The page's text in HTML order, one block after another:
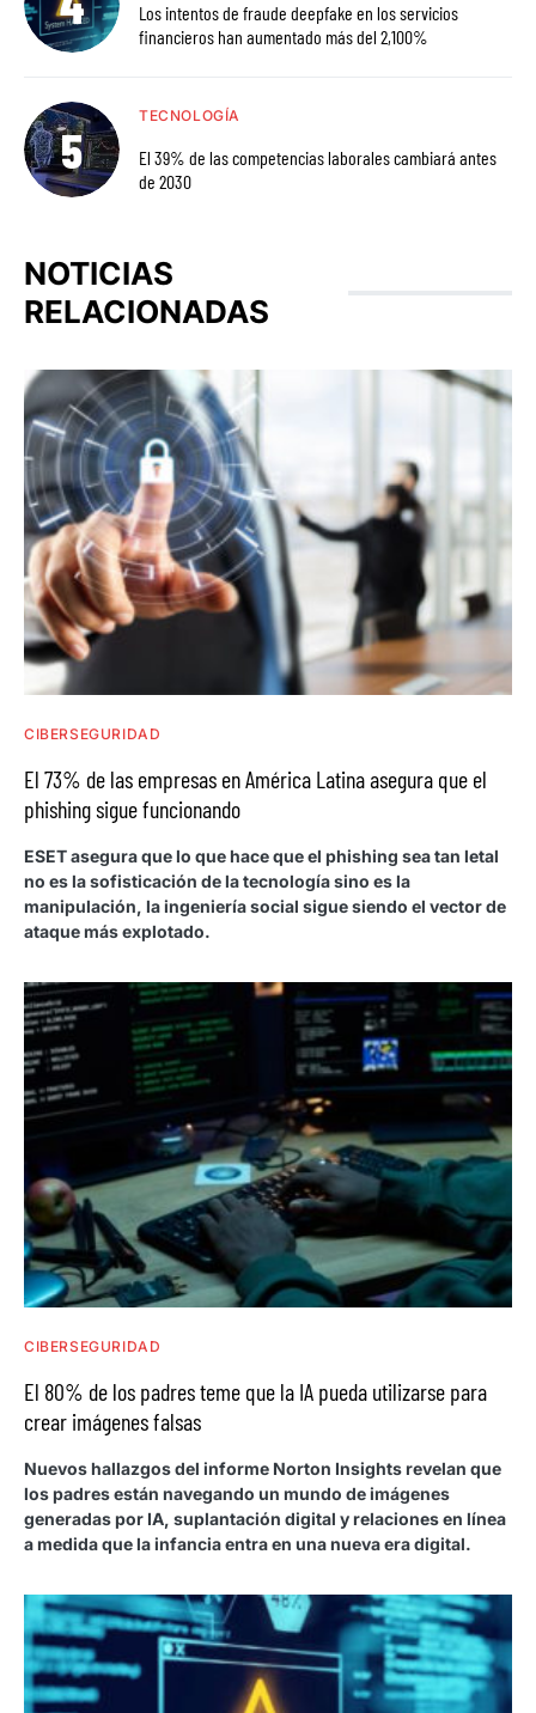
Los intentos de fraude deepfake en los servicios
financieros han aumentado más del 2,100%
TECNOLOGÍA
El 39% de las competencias laborales cambiará antes
de 2030
NOTICIAS
RELACIONADAS
CIBERSEGURIDAD
El 73% de las empresas en América Latina asegura que el
phishing sigue funcionando
ESET asegura que lo que hace que el phishing sea tan letal
no es la sofisticación de la tecnología sino es la
manipulación, la ingeniería social sigue siendo el vector de
ataque más explotado.
CIBERSEGURIDAD
El 80% de los padres teme que la IA pueda utilizarse para
crear imágenes falsas
Nuevos hallazgos del informe Norton Insights revelan que
los padres están navegando un mundo de imágenes
generadas por IA, suplantación digital y relaciones en línea
a medida que la infancia entra en una nueva era digital.